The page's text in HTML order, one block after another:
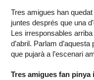
Tres amigues han
juntes després que una
Les irresponsables
d’abril. Parlam
que pujarà a l’escenari
Tres amigues fan pinya